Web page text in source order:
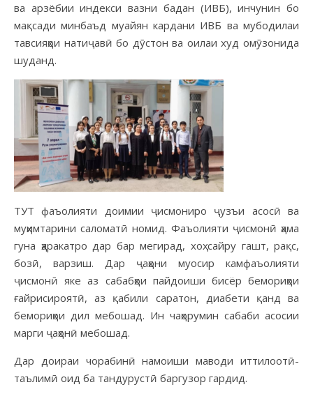
ва арзёбии индекси вазни бадан (ИВБ), инчунин бо
мақсади минбаъд муайян кардани ИВБ ва мубодилаи
тавсияҳои натиҷавӣ бо дӯстон ва оилаи худ омӯзонида
шуданд.
ТУТ фаъолияти доимии ҷисмониро ҷузъи асосӣ ва
муҳимтарини саломатӣ номид. Фаъолияти ҷисмонӣ ҳама
гуна ҳаракатро дар бар мегирад, хоҳ сайру гашт, рақс,
бозӣ, варзиш. Дар ҷаҳони муосир камфаъолияти
ҷисмонӣ яке аз сабабҳои пайдоиши бисёр бемориҳои
ғайрисироятӣ, аз қабили саратон, диабети қанд ва
бемориҳои дил мебошад. Ин чаҳорумин сабаби асосии
марги ҷаҳонӣ мебошад.
Дар доираи чорабинӣ намоиши маводи иттилоотӣ-
таълимӣ оид ба тандурустӣ баргузор гардид.